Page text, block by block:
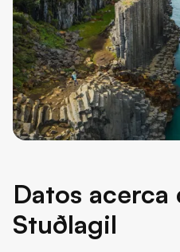
Datos acerca
Stuðlagil